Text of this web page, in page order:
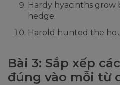
Hardy hyacinths
hedge.
Harold hunted the
Bài 3: Sắp xếp
đúng vào mỗi từ